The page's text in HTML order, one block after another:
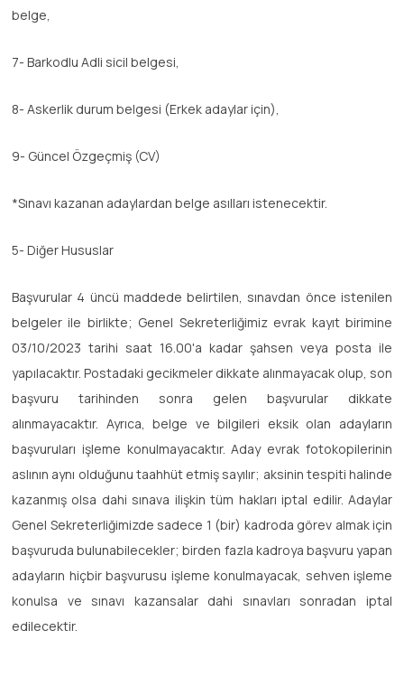
belge,
7- Barkodlu Adli sicil belgesi,
8- Askerlik durum belgesi (Erkek adaylar için),
9- Güncel Özgeçmiş (CV)
*Sınavı kazanan adaylardan belge asılları istenecektir.
5- Diğer Hususlar
Başvurular 4 üncü maddede belirtilen, sınavdan önce istenilen
belgeler ile birlikte; Genel Sekreterliğimiz evrak kayıt birimine
03/10/2023 tarihi saat 16.00'a kadar şahsen veya posta ile
yapılacaktır. Postadaki gecikmeler dikkate alınmayacak olup, son
başvuru tarihinden sonra gelen başvurular dikkate
alınmayacaktır. Ayrıca, belge ve bilgileri eksik olan adayların
başvuruları işleme konulmayacaktır. Aday evrak fotokopilerinin
aslının aynı olduğunu taahhüt etmiş sayılır; aksinin tespiti halinde
kazanmış olsa dahi sınava ilişkin tüm hakları iptal edilir. Adaylar
Genel Sekreterliğimizde sadece 1 (bir) kadroda görev almak için
başvuruda bulunabilecekler; birden fazla kadroya başvuru yapan
adayların hiçbir başvurusu işleme konulmayacak, sehven işleme
konulsa ve sınavı kazansalar dahi sınavları sonradan iptal
edilecektir.